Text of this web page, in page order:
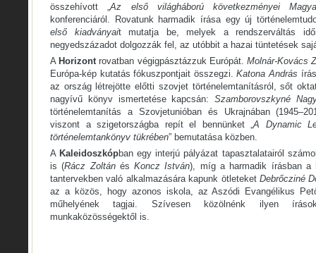
összehívott „Az első világháború következményei
konferenciáról. Rovatunk harmadik írása egy új
első kiadványait mutatja be, melyek a rendszerváltás
negyedszázadot dolgozzák fel, az utóbbit a hazai tüntetések
A Horizontrovatban végigpásztázzuk Európát.Molnár-Kovács
Európa-kép kutatás fókuszpontjait összegzi.Katona András
az ország létrejötte előtti szovjet történelemtanításról, sőt
nagyívű könyv ismertetése kapcsán: Szamborovszkyné
történelemtanítás a Szovjetunióban és Ukrajnában
viszont a szigetországba repít el bennünket „A Dynamic
történelemtankönyv tükrében” bemutatása közben.
A Kaleidoszkópban egy interjú pályázat tapasztalatairól
is (Rácz Zoltán és Koncz István), míg a harmadik írásban a
tantervekben való alkalmazására kapunk ötleteket Debrőcziné
az a közös, hogy azonos iskola, az Aszódi Evangélikus
műhelyének tagjai. Szívesen közölnénk ilyen
munkaközösségektől is.